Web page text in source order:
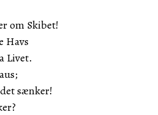
om Skibet!
Havs
Livet.
sænker!